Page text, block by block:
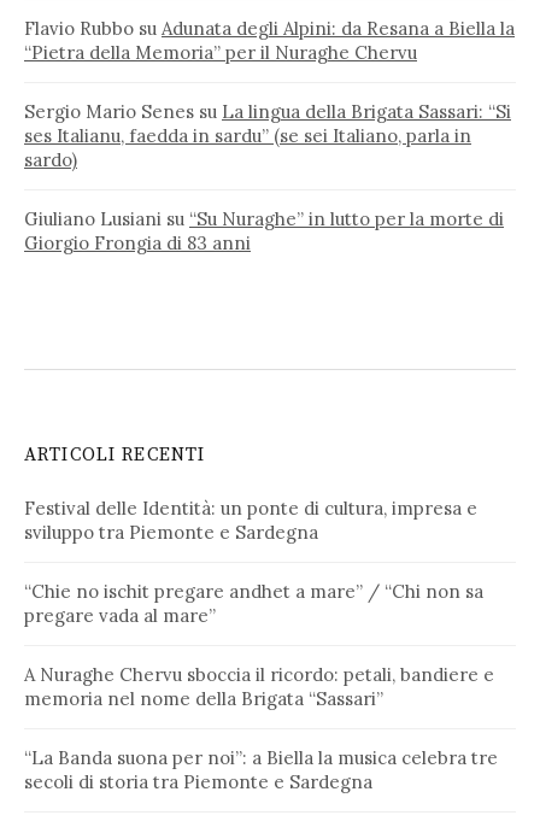
Flavio Rubbo su Adunata degli Alpini: da Resana a Biella la
“Pietra della Memoria” per il Nuraghe Chervu
Sergio Mario Senes su La lingua della Brigata Sassari: “Si
ses Italianu, faedda in sardu” (se sei Italiano, parla in
sardo)
Giuliano Lusiani su “Su Nuraghe” in lutto per la morte di
Giorgio Frongia di 83 anni
ARTICOLI RECENTI
Festival delle Identità: un ponte di cultura, impresa e
sviluppo tra Piemonte e Sardegna
“Chie no ischit pregare andhet a mare” / “Chi non sa
pregare vada al mare”
A Nuraghe Chervu sboccia il ricordo: petali, bandiere e
memoria nel nome della Brigata “Sassari”
“La Banda suona per noi”: a Biella la musica celebra tre
secoli di storia tra Piemonte e Sardegna